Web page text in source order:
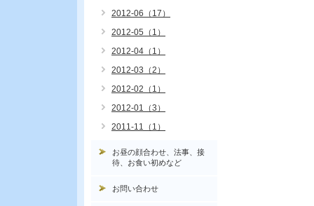
2012-06（17）
2012-05（1）
2012-04（1）
2012-03（2）
2012-02（1）
2012-01（3）
2011-11（1）
お昼の顔合わせ、法事、接
待、お食い初めなど
お問い合わせ